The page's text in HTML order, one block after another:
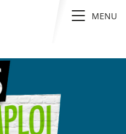
Toggle
MENU